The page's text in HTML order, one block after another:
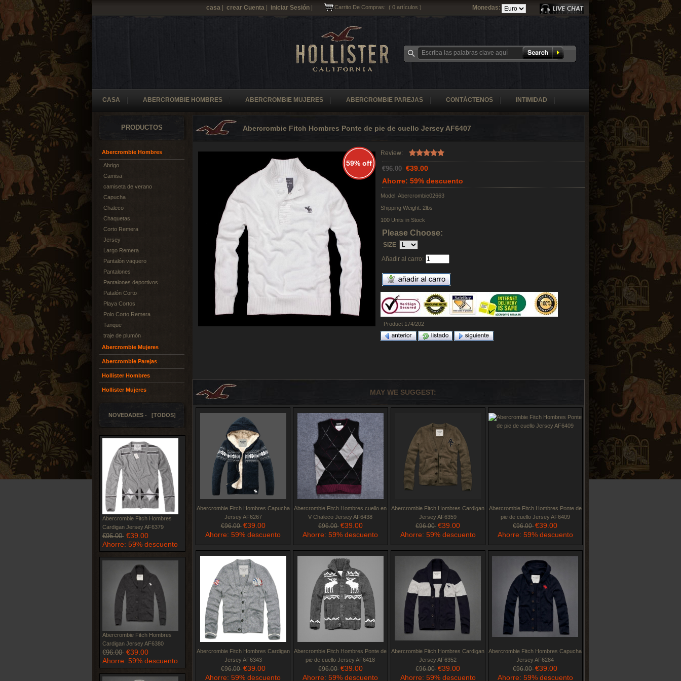
casa crear Cuenta iniciar Sesión Carrito De Compras: ( 0 artículos ) Monedas:
CASA ABERCROMBIE HOMBRES ABERCROMBIE MUJERES ABERCROMBIE PAREJAS CONTÁCTENOS INTIMIDAD
PRODUCTOS
Abercrombie Hombres
Abrigo
Camisa
camiseta de verano
Capucha
Chaleco
Chaquetas
Corto Remera
Jersey
Largo Remera
Pantalón vaquero
Pantalones
Pantalones deportivos
Patalón Corto
Playa Cortos
Polo Corto Remera
Tanque
traje de plumón
Abercrombie Mujeres
Abercrombie Parejas
Hollister Hombres
Hollister Mujeres
NOVEDADES - [TODOS]
Abercrombie Fitch Hombres
Cardigan Jersey AF6379
€96.00 €39.00
Ahorre: 59% descuento
Abercrombie Fitch Hombres
Cardigan Jersey AF6380
€96.00 €39.00
Ahorre: 59% descuento
Abercrombie Fitch Hombres Ponte de pie de cuello Jersey AF6407
59% off
Review:
€96.00 €39.00
Ahorre: 59% descuento
Model: Abercrombie02663
Shipping Weight: 2lbs
100 Units in Stock
Please Choose:
SIZE
Añadir al carro:
Product 174/202
MAY WE SUGGEST:
Abercrombie Fitch Hombres Capucha
Jersey AF6267
€96.00 €39.00
Ahorre: 59% descuento
Abercrombie Fitch Hombres cuello en
V Chaleco Jersey AF6438
€96.00 €39.00
Ahorre: 59% descuento
Abercrombie Fitch Hombres Cardigan
Jersey AF6359
€96.00 €39.00
Ahorre: 59% descuento
Abercrombie Fitch Hombres Ponte de
pie de cuello Jersey AF6409
€96.00 €39.00
Ahorre: 59% descuento
Abercrombie Fitch Hombres Cardigan
Jersey AF6343
€96.00 €39.00
Ahorre: 59% descuento
Abercrombie Fitch Hombres Ponte de
pie de cuello Jersey AF6418
€96.00 €39.00
Ahorre: 59% descuento
Abercrombie Fitch Hombres Cardigan
Jersey AF6352
€96.00 €39.00
Ahorre: 59% descuento
Abercrombie Fitch Hombres Capucha
Jersey AF6284
€96.00 €39.00
Ahorre: 59% descuento